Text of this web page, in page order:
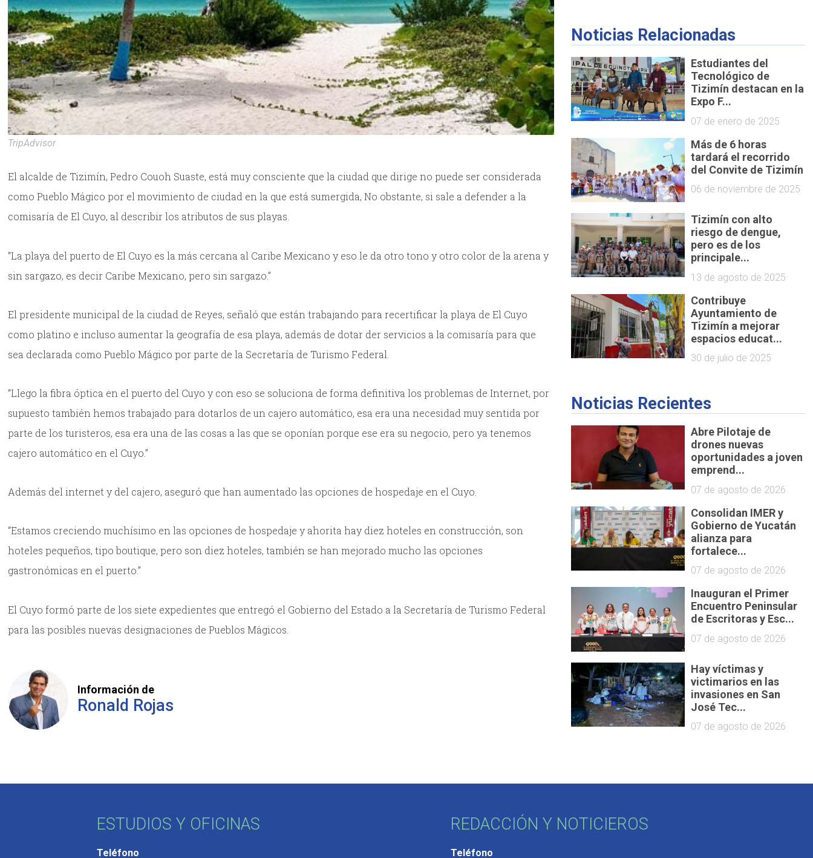
TripAdvisor
El alcalde de Tizimín, Pedro Couoh Suaste, está muy consciente que la ciudad que dirige no puede ser considerada
como Pueblo Mágico por el movimiento de ciudad en la que está sumergida, No obstante, si sale a defender a la
comisaría de El Cuyo, al describir los atributos de sus playas.
“La playa del puerto de El Cuyo es la más cercana al Caribe Mexicano y eso le da otro tono y otro color de la arena y
sin sargazo, es decir Caribe Mexicano, pero sin sargazo.”
El presidente municipal de la ciudad de Reyes, señaló que están trabajando para recertificar la playa de El Cuyo
como platino e incluso aumentar la geografía de esa playa, además de dotar der servicios a la comisaría para que
sea declarada como Pueblo Mágico por parte de la Secretaría de Turismo Federal.
“Llego la fibra óptica en el puerto del Cuyo y con eso se soluciona de forma definitiva los problemas de Internet, por
supuesto también hemos trabajado para dotarlos de un cajero automático, esa era una necesidad muy sentida por
parte de los turisteros, esa era una de las cosas a las que se oponían porque ese era su negocio, pero ya tenemos
cajero automático en el Cuyo.”
Además del internet y del cajero, aseguró que han aumentado las opciones de hospedaje en el Cuyo.
“Estamos creciendo muchísimo en las opciones de hospedaje y ahorita hay diez hoteles en construcción, son
hoteles pequeños, tipo boutique, pero son diez hoteles, también se han mejorado mucho las opciones
gastronómicas en el puerto.”
El Cuyo formó parte de los siete expedientes que entregó el Gobierno del Estado a la Secretaría de Turismo Federal
para las posibles nuevas designaciones de Pueblos Mágicos.
Información de
Ronald Rojas
Noticias Relacionadas
Estudiantes del
Tecnológico de
Tizimín destacan en la
Expo F...
07 de enero de 2025
Más de 6 horas
tardará el recorrido
del Convite de Tizimín
06 de noviembre de 2025
Tizimín con alto
riesgo de dengue,
pero es de los
principale...
13 de agosto de 2025
Contribuye
Ayuntamiento de
Tizimín a mejorar
espacios educat...
30 de julio de 2025
Noticias Recientes
Abre Pilotaje de
drones nuevas
oportunidades a joven
emprend...
07 de agosto de 2026
Consolidan IMER y
Gobierno de Yucatán
alianza para
fortalece...
07 de agosto de 2026
Inauguran el Primer
Encuentro Peninsular
de Escritoras y Esc...
07 de agosto de 2026
Hay víctimas y
victimarios en las
invasiones en San
José Tec...
07 de agosto de 2026
ESTUDIOS Y OFICINAS
Teléfono
REDACCIÓN Y NOTICIEROS
Teléfono